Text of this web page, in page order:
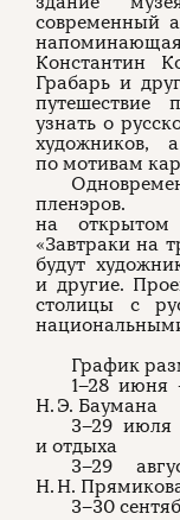
современный
напоминающая
Константин
Грабарь и
путешествие
узнать о
художников,
по мотивам
пленэров.
на открытом
«Завтраки на
будут
и другие.
столицы с
График
1–28 июня
Н. Э. Баумана
3–29 июля
и отдыха
3–29
Н. Н.
3–30